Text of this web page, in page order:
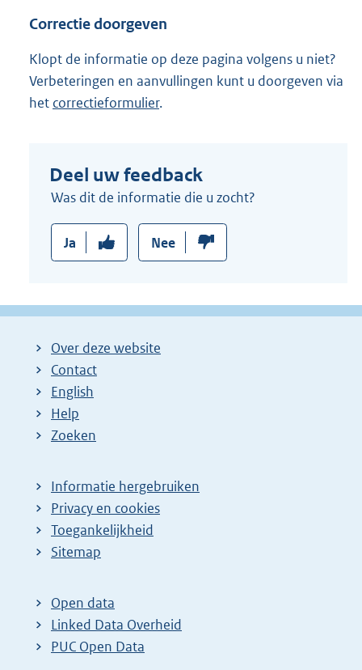
Correctie doorgeven
Klopt de informatie op deze pagina volgens u niet?
Verbeteringen en aanvullingen kunt u doorgeven via
het correctieformulier.
Deel uw feedback
Was dit de informatie die u zocht?
Ja Nee
Over deze website
Contact
English
Help
Zoeken
Informatie hergebruiken
Privacy en cookies
Toegankelijkheid
Sitemap
Open data
Linked Data Overheid
PUC Open Data